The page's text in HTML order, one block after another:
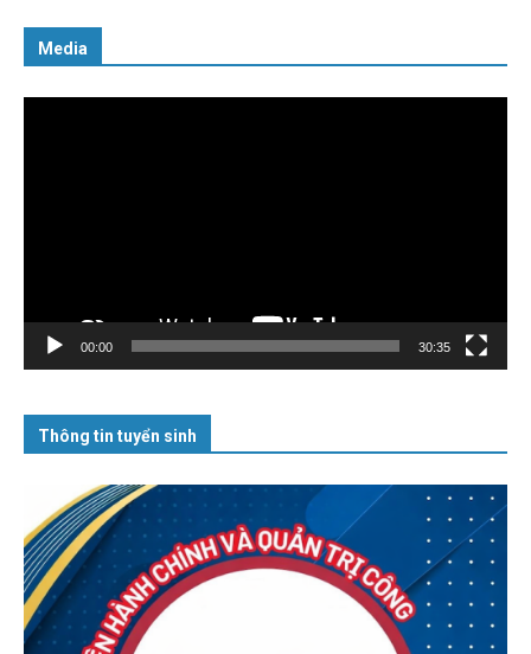
Media
00:00 30:35
Thông tin tuyển sinh